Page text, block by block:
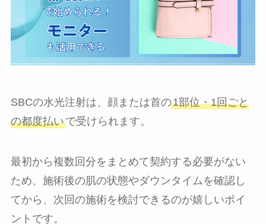
SBCの水光注射は、顔または首の1部位・1回ごと
の都度払いで受けられます。
最初から複数回分をまとめて契約する必要がない
ため、施術後の肌の状態やダウンタイムを確認し
てから、次回の施術を検討できるのが嬉しいポイ
ントです。